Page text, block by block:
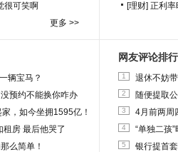
很可笑啊
更多 >>
[理财] 正利率
辆宝马？
预约不能换你咋办
，如今坐拥1595亿！
房 最后他哭了
么简单！
网友评论排行
1 退休不妨
2 随便提取
3 4月前两周
4 “单独二孩
5 银行提首